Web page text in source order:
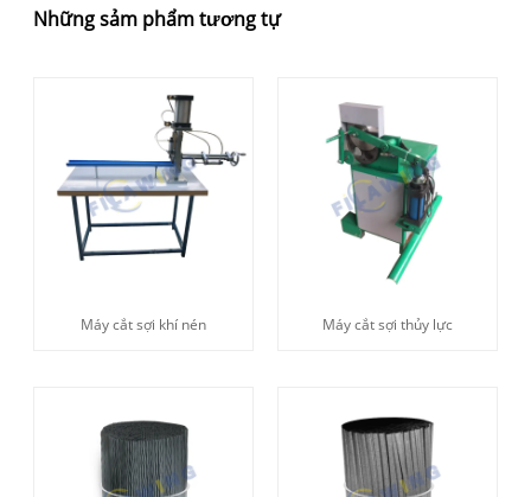
Những sảm phẩm tương tự
Máy cắt sợi khí nén Máy cắt sợi thủy lực